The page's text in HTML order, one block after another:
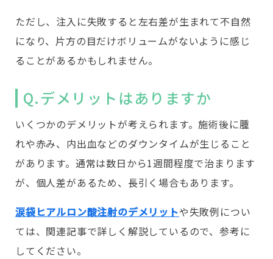
ただし、注入に失敗すると左右差が生まれて不自然
になり、片方の目だけボリュームがないように感じ
ることがあるかもしれません。
Q.デメリットはありますか
いくつかのデメリットが考えられます。施術後に腫
れや赤み、内出血などのダウンタイムが生じること
があります。通常は数日から1週間程度で治まります
が、個人差があるため、長引く場合もあります。
涙袋ヒアルロン酸注射のデメリットや失敗例につい
ては、関連記事で詳しく解説しているので、参考に
してください。